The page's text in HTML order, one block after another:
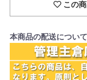
この
本商品の配送について